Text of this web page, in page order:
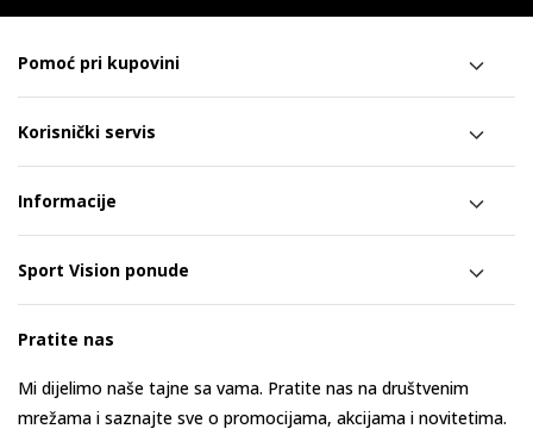
Pomoć pri kupovini
Korisnički servis
Informacije
Sport Vision ponude
Pratite nas
Mi dijelimo naše tajne sa vama. Pratite nas na društvenim
mrežama i saznajte sve o promocijama, akcijama i novitetima.